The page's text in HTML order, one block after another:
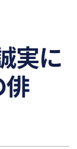
実に